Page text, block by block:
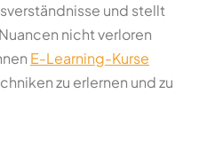
und stellt
nicht verloren
E-Learning-Kurse
zu erlernen und zu